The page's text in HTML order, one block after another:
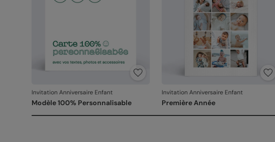
Invitation Anniversaire Enfant
Modèle 100% Personnalisable
Invitation Anniversaire Enfant
Première Année